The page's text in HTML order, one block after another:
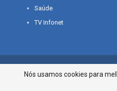
Saúde
TV Infonet
© 2026 - O que é notícia em
Nós usamos cookies para